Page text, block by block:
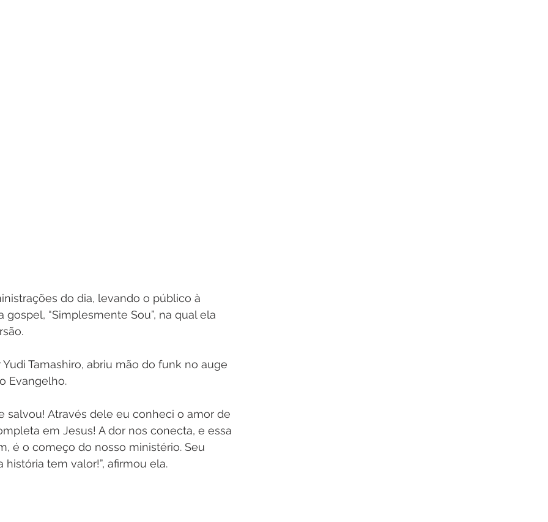
do dia, levando o público à
“Simplesmente Sou”, na qual ela
Tamashiro, abriu mão do funk no auge
Evangelho.
salvou! Através dele eu conheci o amor de
em Jesus! A dor nos conecta, e essa
é o começo do nosso ministério. Seu
tem valor!”, afirmou ela.